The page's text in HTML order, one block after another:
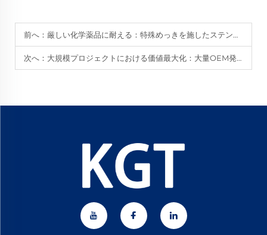
前へ： 厳しい化学薬品に耐える：特殊めっきを施したステンレス鋼製カスタムスライド直線運動部品。
次へ： 大規模プロジェクトにおける価値最大化：大量OEM発注向けのコスト効率に優れたカスタムブラックオキサイドスライドレール。